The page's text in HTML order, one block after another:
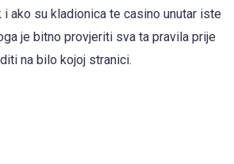
ako su kladionica te casino unutar iste
je bitno provjeriti sva ta pravila prije
na bilo kojoj stranici.